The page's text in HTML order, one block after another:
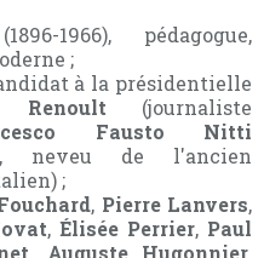
1966), pédagogue,
;
à la présidentielle
Renoult (journaliste
Fausto Nitti
neveu de l'ancien
;
, Pierre Lanvers,
, Élisée Perrier, Paul
Auguste Hugonnier